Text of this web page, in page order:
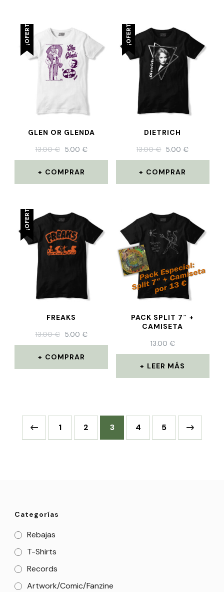
¡OFERTA!
GLEN OR GLENDA
13.00€ 5.00 €
COMPRAR
¡OFERTA!
DIETRICH
13.00€ 5.00€
COMPRAR
¡OFERTA!
FREAKS
13.00€ 5.00 €
COMPRAR
PACK SPLIT 7″ +
CAMISETA
13.00 €
LEER MÁS
1 2 3 4 5
Categorías
Rebajas
T-Shirts
Records
Artwork/Comic/Fanzine